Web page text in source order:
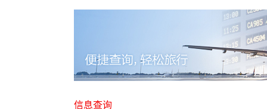
信息查询